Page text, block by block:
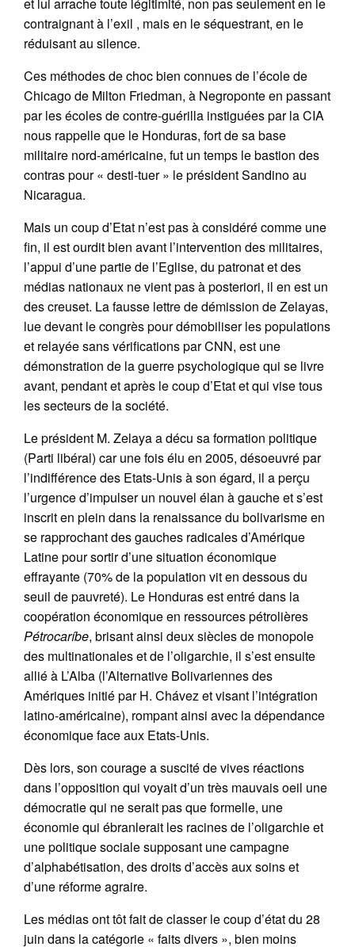
contraignant à l’exil , mais en le séquestrant, en le
réduisant au silence.
Ces méthodes de choc bien connues de l’école de
Chicago de Milton Friedman, à Negroponte en passant
par les écoles de contre-guérilla instiguées par la CIA
nous rappelle que le Honduras, fort de sa base
militaire nord-américaine, fut un temps le bastion des
contras pour « desti-tuer » le président Sandino au
Nicaragua.
Mais un coup d’Etat n’est pas à considéré comme une
fin, il est ourdit bien avant l’intervention des militaires,
l’appui d’une partie de l’Eglise, du patronat et des
médias nationaux ne vient pas à posteriori, il en est un
des creuset. La fausse lettre de démission de Zelayas,
lue devant le congrès pour démobiliser les populations
et relayée sans vérifications par CNN, est une
démonstration de la guerre psychologique qui se livre
avant, pendant et après le coup d’Etat et qui vise tous
les secteurs de la société.
Le président M. Zelaya a décu sa formation politique
(Parti libéral) car une fois élu en 2005, désoeuvré par
l’indifférence des Etats-Unis à son égard, il a perçu
l’urgence d’impulser un nouvel élan à gauche et s’est
inscrit en plein dans la renaissance du bolivarisme en
se rapprochant des gauches radicales d’Amérique
Latine pour sortir d’une situation économique
effrayante (70% de la population vit en dessous du
seuil de pauvreté). Le Honduras est entré dans la
coopération économique en ressources pétrolières
Pétrocaríbe, brisant ainsi deux siècles de monopole
des multinationales et de l’oligarchie, il s’est ensuite
allié à L’Alba (l’Alternative Bolivariennes des
Amériques initié par H. Chávez et visant l’intégration
latino-américaine), rompant ainsi avec la dépendance
économique face aux Etats-Unis.
Dès lors, son courage a suscité de vives réactions
dans l’opposition qui voyait d’un très mauvais oeil une
démocratie qui ne serait pas que formelle, une
économie qui ébranlerait les racines de l’oligarchie et
une politique sociale supposant une campagne
d’alphabétisation, des droits d’accès aux soins et
d’une réforme agraire.
Les médias ont tôt fait de classer le coup d’état du 28
juin dans la catégorie « faits divers », bien moins